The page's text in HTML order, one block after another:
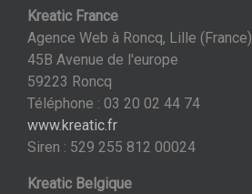
Kreatic France
Agence Web à Roncq, Lille (France)
45B Avenue de l'europe
59223 Roncq
Téléphone : 03 20 02 44 74
www.kreatic.fr
Siren : 529 255 812 00024
Kreatic Belgique